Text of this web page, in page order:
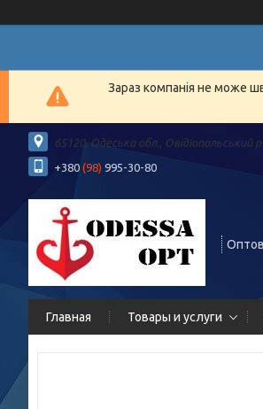
Зараз компанія не може
65120, Одеська обл.,
+380 (98) 995-30-80
Главная Товары и услуги